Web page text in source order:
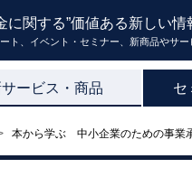
に関する”価値ある新しい情
ト、イベント・セミナー、新商品やサ
ービス・商品 セ
本から学ぶ 中小企業のための事業